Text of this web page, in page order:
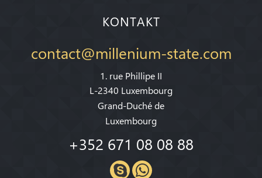
KONTAKT
contact@millenium-state.com
1. rue Phillipe II
L-2340 Luxembourg
Grand-Duché de
Luxembourg
+352 671 08 08 88